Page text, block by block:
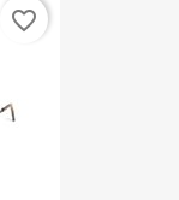
favorite_border